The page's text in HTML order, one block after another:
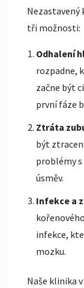
Nezastavený
tři možnosti:
Odhalení
rozpadne,
začne být
první fáze
Ztráta
být
problémy
úsměv.
Infekce a
infekce,
mozku.
Naše klinika